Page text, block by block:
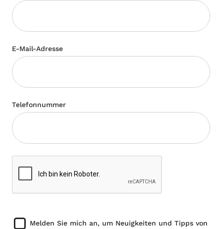
E-Mail-Adresse
Telefonnummer
Melden Sie mich an, um Neuigkeiten und Tipps von